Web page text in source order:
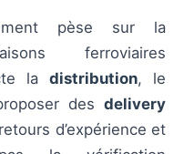
pèse sur la
ferroviaires
la distribution, le
des delivery
d’expérience et